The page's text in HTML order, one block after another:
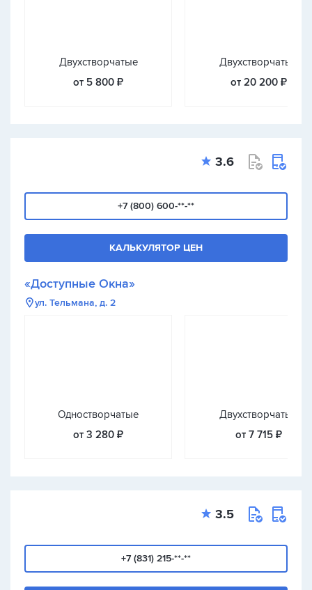
Двухстворчатые
от 5 800 ₽
Двухстворчатые
от 20 200 ₽
3.6
+7 (800) 600-**-**
КАЛЬКУЛЯТОР ЦЕН
«Доступные Окна»
ул. Тельмана, д. 2
Одностворчатые
от 3 280 ₽
Двухстворчатые
от 7 715 ₽
3.5
+7 (831) 215-**-**